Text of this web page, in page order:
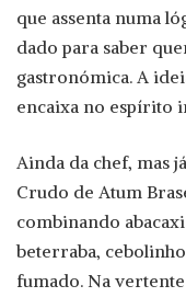
que assenta numa
dado para saber
gastronómica. A
encaixa no espírito
Ainda da chef, mas
Crudo de Atum
combinando
beterraba,
fumado. Na